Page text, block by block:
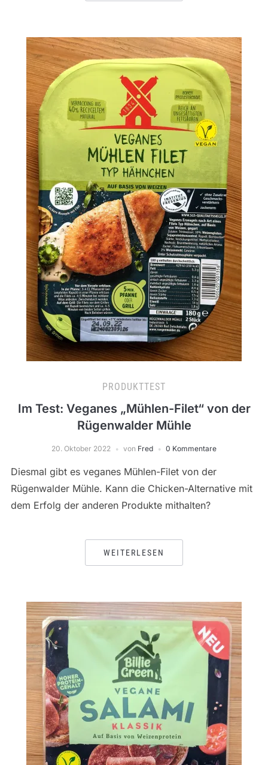
PRODUKTTEST
Im Test: Veganes „Mühlen-Filet“ von der
Rügenwalder Mühle
20. Oktober 2022 von Fred 0 Kommentare
Diesmal gibt es veganes Mühlen-Filet von der
Rügenwalder Mühle. Kann die Chicken-Alternative mit
dem Erfolg der anderen Produkte mithalten?
WEITERLESEN